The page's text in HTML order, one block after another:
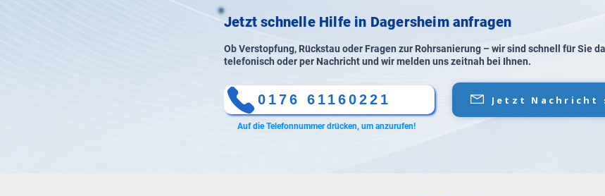
Jetzt schnelle Hilfe in Dagersheim anfragen
Ob Verstopfung, Rückstau oder Fragen zur Rohrsanierung – wir sind schnell für Sie
telefonisch oder per Nachricht und wir melden uns zeitnah bei Ihnen.
0176 61160221 Jetzt Nachricht
Auf die Telefonnummer drücken, um anzurufen!